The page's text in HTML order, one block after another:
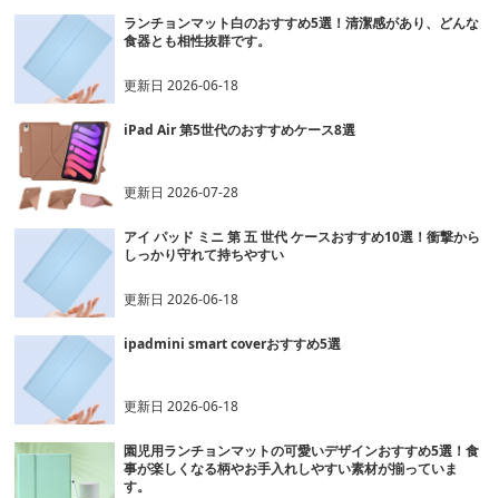
ランチョンマット白のおすすめ5選！清潔感があり、どんな
食器とも相性抜群です。
更新日2026-06-18
iPad Air 第5世代のおすすめケース8選
更新日2026-07-28
アイ パッド ミニ 第 五 世代 ケースおすすめ10選！衝撃から
しっかり守れて持ちやすい
更新日2026-06-18
ipadmini smart coverおすすめ5選
更新日2026-06-18
園児用ランチョンマットの可愛いデザインおすすめ5選！食
事が楽しくなる柄やお手入れしやすい素材が揃っていま
す。